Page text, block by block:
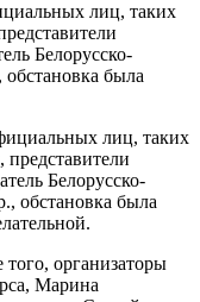
лиц, таких
Белорусско-
была
лиц, таких
Белорусско-
обстановка была
организаторы
Марина